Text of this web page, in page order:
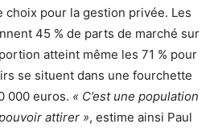
pour la gestion privée. Les
45 % de parts de marché sur
atteint même les 71 % pour
se situent dans une fourchette
000 euros. « C’est une population
attirer », estime ainsi Paul